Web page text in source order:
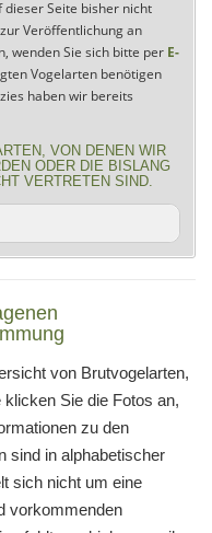
dieser Seite bisher nicht
Veröffentlichung an
wenden Sie sich bitte per E-
Vogelarten benötigen
haben wir bereits
VON DENEN WIR
ODER DIE BISLANG
VERTRETEN SIND.
von Brutvogelarten,
Sie die Fotos an,
zu den
sind in alphabetischer
sich nicht um eine
vorkommenden